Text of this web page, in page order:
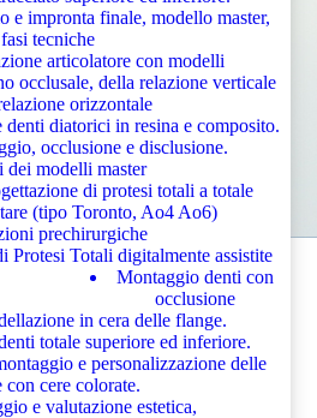
e impronta finale, modello master,
fasi tecniche
articolatore con modelli
occlusale, della relazione verticale
orizzontale
diatorici in resina e composito.
occlusione e disclusione.
dei modelli master
di protesi totali a totale
(tipo Toronto, Ao4 Ao6)
prechirurgiche
Protesi Totali digitalmente assistite
Montaggio denti con
occlusione
in cera delle flange.
totale superiore ed inferiore.
e personalizzazione delle
con cere colorate.
e valutazione estetica,